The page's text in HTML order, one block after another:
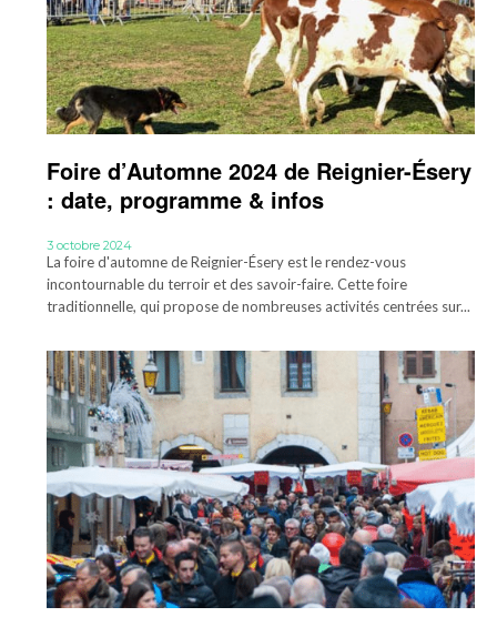
Foire d’Automne 2024 de Reignier-Ésery
: date, programme & infos
3 octobre 2024
La foire d'automne de Reignier-Ésery est le rendez-vous
incontournable du terroir et des savoir-faire. Cette foire
traditionnelle, qui propose de nombreuses activités centrées sur...